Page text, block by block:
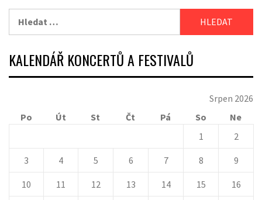
KALENDÁŘ KONCERTŮ A FESTIVALŮ
Srpen 2026
Po
Út St Čt Pá So
Ne
1
2
3 4 5 6 7 8 9
10 11 12 13 14 15 16